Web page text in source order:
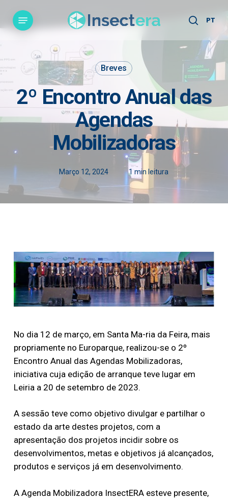
main
PT
search
Menu
Breves
2º Encontro Anual das
Agendas
Mobilizadoras
Março 12, 2024 1 min leitura
No dia 12 de março, em Santa Ma-ria da Feira, mais
propriamente no Europarque, realizou-se o 2º
Encontro Anual das Agendas Mobilizadoras,
iniciativa cuja edição de arranque teve lugar em
Leiria a 20 de setembro de 2023.
A sessão teve como objetivo divulgar e partilhar o
estado da arte destes projetos, com a
apresentação dos projetos incidir sobre os
desenvolvimentos, metas e objetivos já alcançados,
produtos e serviços já em desenvolvimento.
A Agenda Mobilizadora InsectERA esteve presente,